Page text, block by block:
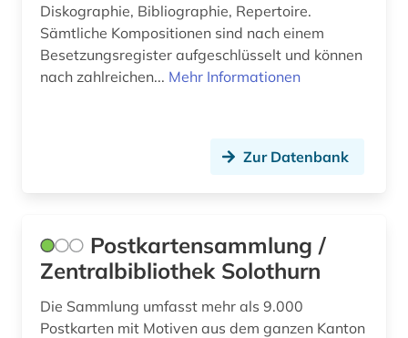
wissenschaftler (1)
wochenzeitung (1)
zeitungsartikel (1)
zürich (2)
Diskographie, Bibliographie, Repertoire.
Sämtliche Kompositionen sind nach einem
Besetzungsregister aufgeschlüsselt und können
nach zahlreichen... Mehr Informationen
Zur Datenbank
Postkartensammlung /
Zentralbibliothek Solothurn
Die Sammlung umfasst mehr als 9.000
Postkarten mit Motiven aus dem ganzen Kanton